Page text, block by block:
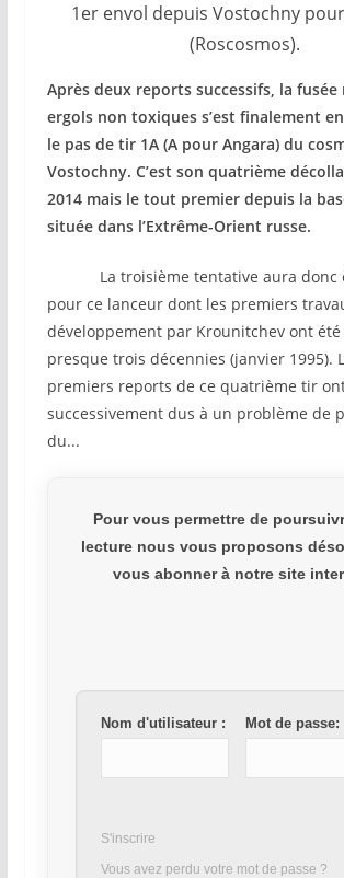
1er envol depuis Vostochny
(Roscosmos).
Après deux reports successifs, la fusée
ergols non toxiques s’est finalement
le pas de tir 1A (A pour Angara) du
Vostochny. C’est son quatrième
2014 mais le tout premier depuis la
située dans l’Extrême-Orient russe.
La troisième tentative aura donc
pour ce lanceur dont les premiers
développement par Krounitchev ont été
presque trois décennies (janvier 1995).
premiers reports de ce quatrième tir
successivement dus à un problème de
du...
Pour vous permettre de
lecture nous vous proposons
vous abonner à notre site
Nom d'utilisateur : Mot de passe:
S'inscrire
Vous avez perdu votre mot de passe ?